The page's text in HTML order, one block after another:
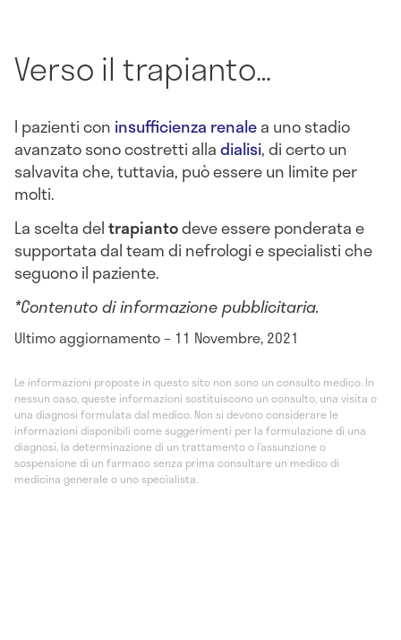
Verso il trapianto…
I pazienti con insufficienza renalea uno stadio
avanzato sono costretti alladialisi, di certo un
salvavita che, tuttavia, può essere un limite per
molti.
La scelta deltrapiantodeve essere ponderata e
supportata dal team di nefrologi e specialisti che
seguono il paziente.
*Contenuto di informazione pubblicitaria.
Ultimo aggiornamento – 11 Novembre, 2021
Le informazioni proposte in questo sito non sono un consulto medico. In
nessun caso, queste informazioni sostituiscono un consulto, una visita o
una diagnosi formulata dal medico. Non si devono considerare le
informazioni disponibili come suggerimenti per la formulazione di una
diagnosi, la determinazione di un trattamento o l’assunzione o
sospensione di un farmaco senza prima consultare un medico di
medicina generale o uno specialista.